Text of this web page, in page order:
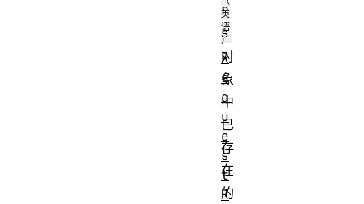
r
s
对
象
中
已
存
在
的
R
e
q
u
e
s
t
R